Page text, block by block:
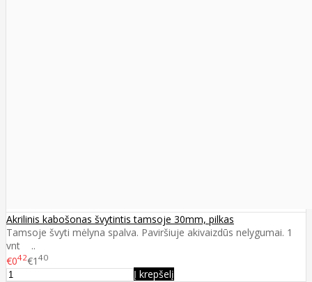
Akrilinis kabošonas švytintis tamsoje 30mm, pilkas
Tamsoje švyti mėlyna spalva. Paviršiuje akivaizdūs nelygumai. 1
vnt ..
€042€1 40
Į krepšelį